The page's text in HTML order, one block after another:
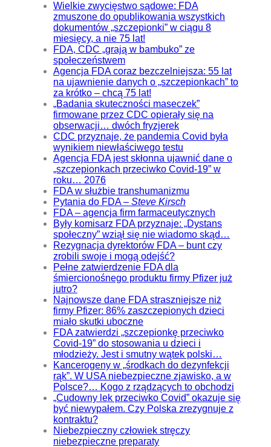
Wielkie zwycięstwo sądowe: FDA
zmuszone do opublikowania wszystkich
dokumentów „szczepionki” w ciągu 8
miesięcy, a nie 75 lat!
FDA, CDC „grają w bambuko” ze
społeczeństwem
Agencja FDA coraz bezczelniejsza: 55 lat
na ujawnienie danych o „szczepionkach” to
za krótko – chcą 75 lat!
„Badania skuteczności maseczek”
firmowane przez CDC opierały się na
obserwacji… dwóch fryzjerek
CDC przyznaje, że pandemia Covid była
wynikiem niewłaściwego testu
Agencja FDA jest skłonna ujawnić dane o
„szczepionkach przeciwko Covid-19” w
roku… 2076
FDA w służbie transhumanizmu
Pytania do FDA – Steve Kirsch
FDA – agencja firm farmaceutycznych
Były komisarz FDA przyznaje: „Dystans
społeczny” wziął się nie wiadomo skąd…
Rezygnacja dyrektorów FDA – bunt czy
zrobili swoje i mogą odejść?
Pełne zatwierdzenie FDA dla
śmiercionośnego produktu firmy Pfizer już
jutro?
Najnowsze dane FDA straszniejsze niż
firmy Pfizer: 86% zaszczepionych dzieci
miało skutki uboczne
FDA zatwierdzi „szczepionkę przeciwko
Covid-19” do stosowania u dzieci i
młodzieży. Jest i smutny wątek polski…
Kancerogeny w „środkach do dezynfekcji
rąk”. W USA niebezpieczne zjawisko, a w
Polsce?… Kogo z rządzących to obchodzi
„Cudowny lek przeciwko Covid” okazuje się
być niewypałem. Czy Polska zrezygnuje z
kontraktu?
Niebezpieczny człowiek stręczy
niebezpieczne preparaty